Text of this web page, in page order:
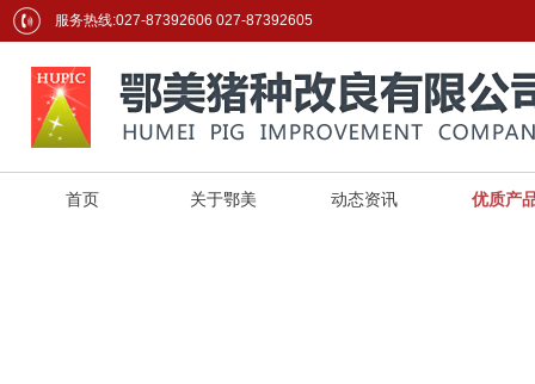
服务热线:027-87392606 027-87392605
首页 关于鄂美 动态资讯 优质产